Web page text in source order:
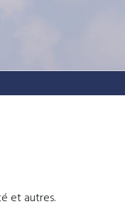
et autres.